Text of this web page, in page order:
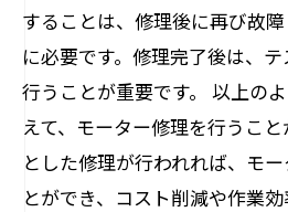
することは、修理後に再び故
に必要です。修理完了後は、
行うことが重要です。 以上の
えて、モーター修理を行うこ
とした修理が行われれば、モ
とができ、コスト削減や作業